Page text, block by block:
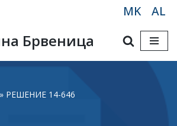
MK AL
Брвеница
» РЕШЕНИЕ 14-646